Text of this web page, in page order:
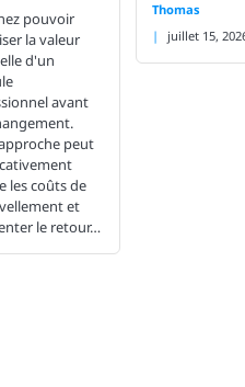
pouvoir
la valeur
d'un
avant
peut
les coûts de
et
le retour…
Thomas
juillet 15,